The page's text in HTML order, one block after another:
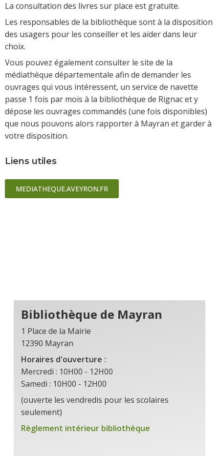
La consultation des livres sur place est gratuite.
Les responsables de la bibliothèque sont à la disposition
des usagers pour les conseiller et les aider dans leur
choix.
Vous pouvez également consulter le site de la
médiathèque départementale afin de demander les
ouvrages qui vous intéressent, un service de navette
passe 1 fois par mois à la bibliothèque de Rignac et y
dépose les ouvrages commandés (une fois disponibles)
que nous pouvons alors rapporter à Mayran et garder à
votre disposition.
Liens utiles
MEDIATHEQUE.AVEYRON.FR
Bibliothèque de Mayran
1 Place de la Mairie
12390 Mayran
Horaires d'ouverture :
Mercredi : 10H00 - 12H00
Samedi : 10H00 - 12H00
(ouverte les vendredis pour les scolaires
seulement)
Règlement intérieur bibliothèque